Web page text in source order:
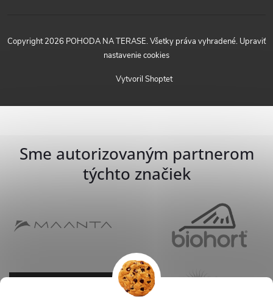
Vytvoril Shoptet
Copyright 2026 POHODA NA TERASE. Všetky práva vyhradené. Upraviť
nastavenie cookies
Sme autorizovaným partnerom
týchto značiek